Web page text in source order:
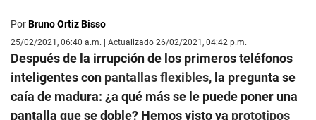
PorBruno Ortiz Bisso
25/02/2021, 06:40 a.m. | Actualizado 26/02/2021, 04:42 p.m.
Después de la irrupción de los primeros teléfonos
inteligentes con pantallas flexibles, la pregunta se
caía de madura: ¿a qué más se le puede poner una
pantalla que se doble? Hemos visto ya prototipos